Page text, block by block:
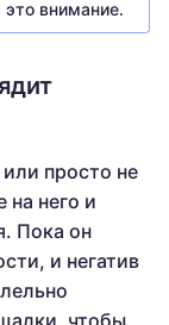
это внимание.
просто не
на него и
Пока он
и негатив